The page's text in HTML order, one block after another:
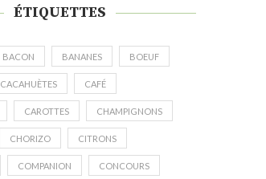
ÉTIQUETTES
BACON BANANES BOEUF
CACAHUÈTES CAFÉ
CAROTTES CHAMPIGNONS
CHORIZO CITRONS
COMPANION CONCOURS